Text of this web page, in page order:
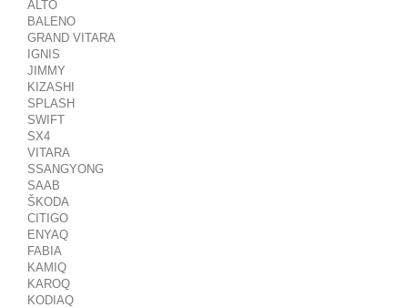
ALTO
BALENO
GRAND VITARA
IGNIS
JIMMY
KIZASHI
SPLASH
SWIFT
SX4
VITARA
SSANGYONG
SAAB
ŠKODA
CITIGO
ENYAQ
FABIA
KAMIQ
KAROQ
KODIAQ